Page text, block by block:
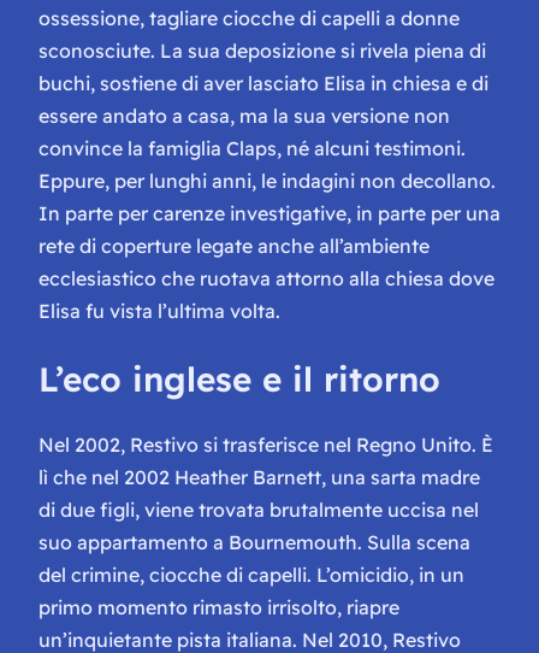
ossessione, tagliare ciocche di capelli a donne
sconosciute. La sua deposizione si rivela piena di
buchi, sostiene di aver lasciato Elisa in chiesa e di
essere andato a casa, ma la sua versione non
convince la famiglia Claps, né alcuni testimoni.
Eppure, per lunghi anni, le indagini non decollano.
In parte per carenze investigative, in parte per una
rete di coperture legate anche all’ambiente
ecclesiastico che ruotava attorno alla chiesa dove
Elisa fu vista l’ultima volta.
L’eco inglese e il ritorno
Nel 2002, Restivo si trasferisce nel Regno Unito. È
lì che nel 2002 Heather Barnett, una sarta madre
di due figli, viene trovata brutalmente uccisa nel
suo appartamento a Bournemouth. Sulla scena
del crimine, ciocche di capelli. L’omicidio, in un
primo momento rimasto irrisolto, riapre
un’inquietante pista italiana. Nel 2010, Restivo